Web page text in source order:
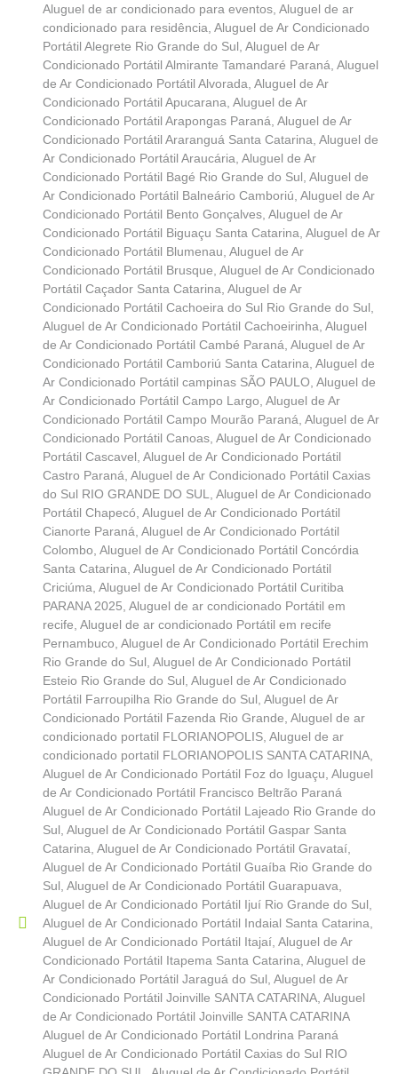
Aluguel de ar condicionado para eventos, Aluguel de ar
condicionado para residência, Aluguel de Ar Condicionado
Portátil Alegrete Rio Grande do Sul, Aluguel de Ar
Condicionado Portátil Almirante Tamandaré Paraná, Aluguel
de Ar Condicionado Portátil Alvorada, Aluguel de Ar
Condicionado Portátil Apucarana, Aluguel de Ar
Condicionado Portátil Arapongas Paraná, Aluguel de Ar
Condicionado Portátil Araranguá Santa Catarina, Aluguel de
Ar Condicionado Portátil Araucária, Aluguel de Ar
Condicionado Portátil Bagé Rio Grande do Sul, Aluguel de
Ar Condicionado Portátil Balneário Camboriú, Aluguel de Ar
Condicionado Portátil Bento Gonçalves, Aluguel de Ar
Condicionado Portátil Biguaçu Santa Catarina, Aluguel de Ar
Condicionado Portátil Blumenau, Aluguel de Ar
Condicionado Portátil Brusque, Aluguel de Ar Condicionado
Portátil Caçador Santa Catarina, Aluguel de Ar
Condicionado Portátil Cachoeira do Sul Rio Grande do Sul,
Aluguel de Ar Condicionado Portátil Cachoeirinha, Aluguel
de Ar Condicionado Portátil Cambé Paraná, Aluguel de Ar
Condicionado Portátil Camboriú Santa Catarina, Aluguel de
Ar Condicionado Portátil campinas SÃO PAULO, Aluguel de
Ar Condicionado Portátil Campo Largo, Aluguel de Ar
Condicionado Portátil Campo Mourão Paraná, Aluguel de Ar
Condicionado Portátil Canoas, Aluguel de Ar Condicionado
Portátil Cascavel, Aluguel de Ar Condicionado Portátil
Castro Paraná, Aluguel de Ar Condicionado Portátil Caxias
do Sul RIO GRANDE DO SUL, Aluguel de Ar Condicionado
Portátil Chapecó, Aluguel de Ar Condicionado Portátil
Cianorte Paraná, Aluguel de Ar Condicionado Portátil
Colombo, Aluguel de Ar Condicionado Portátil Concórdia
Santa Catarina, Aluguel de Ar Condicionado Portátil
Criciúma, Aluguel de Ar Condicionado Portátil Curitiba
PARANA 2025, Aluguel de ar condicionado Portátil em
recife, Aluguel de ar condicionado Portátil em recife
Pernambuco, Aluguel de Ar Condicionado Portátil Erechim
Rio Grande do Sul, Aluguel de Ar Condicionado Portátil
Esteio Rio Grande do Sul, Aluguel de Ar Condicionado
Portátil Farroupilha Rio Grande do Sul, Aluguel de Ar
Condicionado Portátil Fazenda Rio Grande, Aluguel de ar
condicionado portatil FLORIANOPOLIS, Aluguel de ar
condicionado portatil FLORIANOPOLIS SANTA CATARINA,
Aluguel de Ar Condicionado Portátil Foz do Iguaçu, Aluguel
de Ar Condicionado Portátil Francisco Beltrão Paraná
Aluguel de Ar Condicionado Portátil Lajeado Rio Grande do
Sul, Aluguel de Ar Condicionado Portátil Gaspar Santa
Catarina, Aluguel de Ar Condicionado Portátil Gravataí,
Aluguel de Ar Condicionado Portátil Guaíba Rio Grande do
Sul, Aluguel de Ar Condicionado Portátil Guarapuava,
Aluguel de Ar Condicionado Portátil Ijuí Rio Grande do Sul,
Aluguel de Ar Condicionado Portátil Indaial Santa Catarina,
Aluguel de Ar Condicionado Portátil Itajaí, Aluguel de Ar
Condicionado Portátil Itapema Santa Catarina, Aluguel de
Ar Condicionado Portátil Jaraguá do Sul, Aluguel de Ar
Condicionado Portátil Joinville SANTA CATARINA, Aluguel
de Ar Condicionado Portátil Joinville SANTA CATARINA
Aluguel de Ar Condicionado Portátil Londrina Paraná
Aluguel de Ar Condicionado Portátil Caxias do Sul RIO